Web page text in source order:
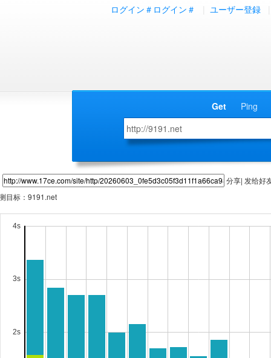
ログイン＃ログイン＃ ユーザー登録
Get Ping
分享| 发给好
目标： 9191.net